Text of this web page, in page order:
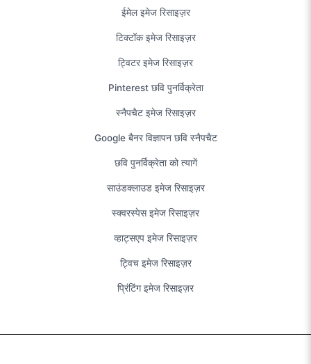
ईमेल इमेज रिसाइज़र
टिक्टॉक इमेज रिसाइज़र
ट्विटर इमेज रिसाइज़र
Pinterest छवि पुनर्विक्रेता
स्नैपचैट इमेज रिसाइज़र
Google बैनर विज्ञापन छवि स्नैपचैट
छवि पुनर्विक्रेता को त्यागें
साउंडक्लाउड इमेज रिसाइज़र
स्क्वरस्पेस इमेज रिसाइज़र
व्हाट्सएप इमेज रिसाइज़र
ट्विच इमेज रिसाइज़र
प्रिंटिंग इमेज रिसाइज़र